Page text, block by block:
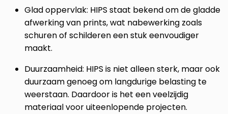
Glad oppervlak: HIPS staat bekend om de gladde
afwerking van prints, wat nabewerking zoals
schuren of schilderen een stuk eenvoudiger
maakt.
Duurzaamheid: HIPS is niet alleen sterk, maar ook
duurzaam genoeg om langdurige belasting te
weerstaan. Daardoor is het een veelzijdig
materiaal voor uiteenlopende projecten.